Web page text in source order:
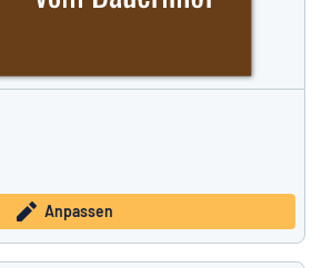
Anpassen